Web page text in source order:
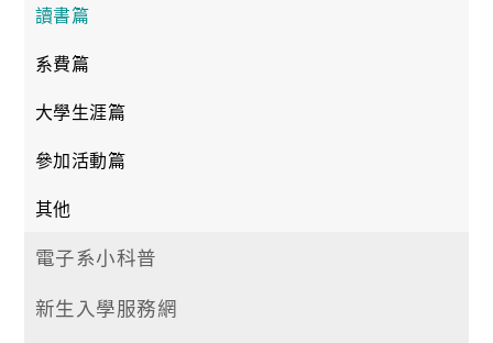
讀書篇
系費篇
大學生涯篇
參加活動篇
其他
電子系小科普
新生入學服務網